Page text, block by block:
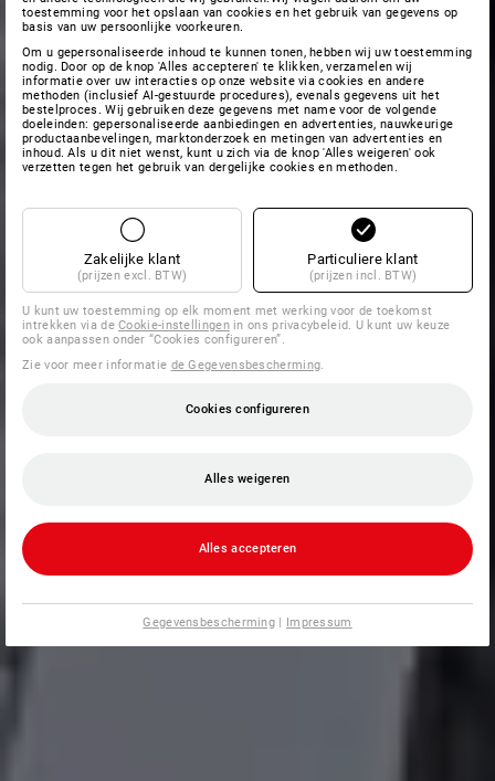
toestemming voor het opslaan van cookies en het gebruik van gegevens op
basis van uw persoonlijke voorkeuren.
Om u gepersonaliseerde inhoud te kunnen tonen, hebben wij uw toestemming
nodig. Door op de knop 'Alles accepteren' te klikken, verzamelen wij
informatie over uw interacties op onze website via cookies en andere
methoden (inclusief AI-gestuurde procedures), evenals gegevens uit het
bestelproces. Wij gebruiken deze gegevens met name voor de volgende
doeleinden: gepersonaliseerde aanbiedingen en advertenties, nauwkeurige
productaanbevelingen, marktonderzoek en metingen van advertenties en
inhoud. Als u dit niet wenst, kunt u zich via de knop 'Alles weigeren' ook
verzetten tegen het gebruik van dergelijke cookies en methoden.
Zakelijke klant
(prijzen excl. BTW)
Particuliere klant
(prijzen incl. BTW)
U kunt uw toestemming op elk moment met werking voor de toekomst
intrekken via deCookie-instellingenin ons privacybeleid. U kunt uw keuze
ook aanpassen onder “Cookies configureren”.
Zie voor meer informatie de Gegevensbescherming.
Cookies configureren
Alles weigeren
Alles accepteren
Gegevensbescherming | Impressum